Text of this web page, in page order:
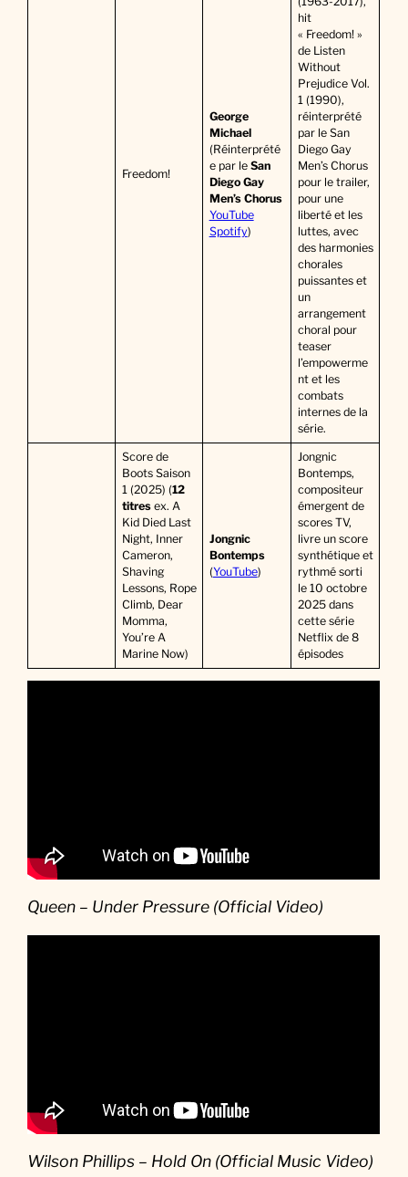
Freedom!
George
Michael
(Réinterprété
e par le San
Diego Gay
Men’s Chorus
YouTube
Spotify)
hit
« Freedom! »
de Listen
Without
Prejudice Vol.
1 (1990),
réinterprété
par le San
Diego Gay
Men’s Chorus
pour le trailer,
pour une
liberté et les
luttes, avec
des harmonies
chorales
puissantes et
un
arrangement
choral pour
teaser
l’empowerme
nt et les
combats
internes de la
série.
Score de
Boots Saison
1 (2025) (12
titresex. A
Kid Died Last
Night, Inner
Cameron,
Shaving
Lessons, Rope
Climb, Dear
Momma,
You’re A
Marine Now)
Jongnic
Bontemps
(YouTube)
Jongnic
Bontemps,
compositeur
émergent de
scores TV,
livre un score
synthétique et
rythmé sorti
le 10 octobre
2025 dans
cette série
Netflix de 8
épisodes
Queen – Under Pressure (Official Video)
Wilson Phillips – Hold On (Official Music Video)